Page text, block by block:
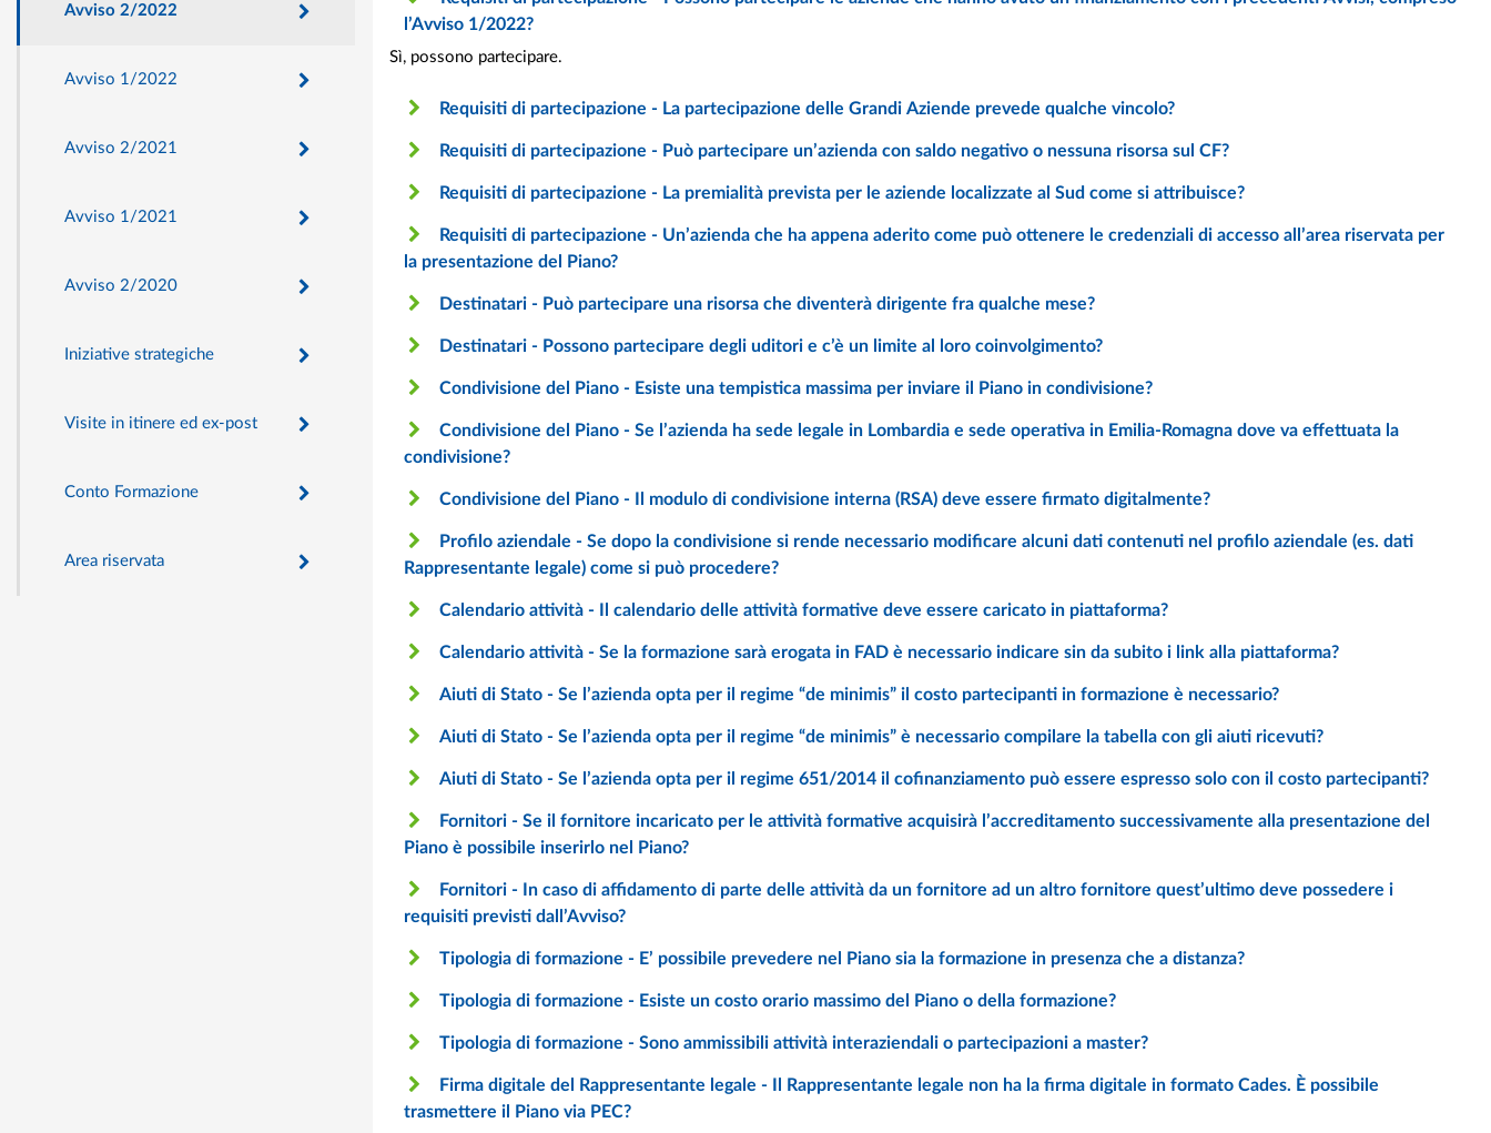
Avviso 2/2022
Avviso 1/2022
Avviso 2/2021
Avviso 1/2021
Avviso 2/2020
Iniziative strategiche
Visite in itinere ed ex-post
Conto Formazione
Area riservata
l’Avviso 1/2022?
Sì, possono partecipare.
Requisiti di partecipazione - La partecipazione delle Grandi Aziende prevede qualche vincolo?
Requisiti di partecipazione - Può partecipare un’azienda con saldo negativo o nessuna risorsa sul CF?
Requisiti di partecipazione - La premialità prevista per le aziende localizzate al Sud come si attribuisce?
la presentazione del Piano?
Destinatari - Può partecipare una risorsa che diventerà dirigente fra qualche mese?
Destinatari - Possono partecipare degli uditori e c’è un limite al loro coinvolgimento?
Condivisione del Piano - Esiste una tempistica massima per inviare il Piano in condivisione?
condivisione?
Condivisione del Piano - Il modulo di condivisione interna (RSA) deve essere firmato digitalmente?
Rappresentante legale) come si può procedere?
Calendario attività - Il calendario delle attività formative deve essere caricato in piattaforma?
Calendario attività - Se la formazione sarà erogata in FAD è necessario indicare sin da subito i link alla piattaforma?
Aiuti di Stato - Se l’azienda opta per il regime “de minimis” il costo partecipanti in formazione è necessario?
Aiuti di Stato - Se l’azienda opta per il regime “de minimis” è necessario compilare la tabella con gli aiuti ricevuti?
Aiuti di Stato - Se l’azienda opta per il regime 651/2014 il cofinanziamento può essere espresso solo con il costo partecipanti?
Piano è possibile inserirlo nel Piano?
requisiti previsti dall’Avviso?
Tipologia di formazione - E’ possibile prevedere nel Piano sia la formazione in presenza che a distanza?
Tipologia di formazione - Esiste un costo orario massimo del Piano o della formazione?
Tipologia di formazione - Sono ammissibili attività interaziendali o partecipazioni a master?
trasmettere il Piano via PEC?